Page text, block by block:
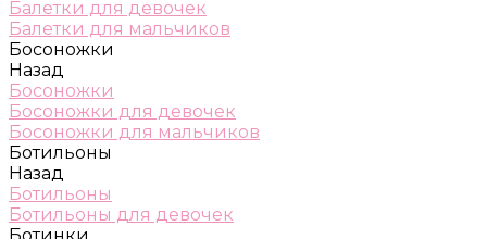
Балетки для девочек
Балетки для мальчиков
Босоножки
Назад
Босоножки
Босоножки для девочек
Босоножки для мальчиков
Ботильоны
Назад
Ботильоны
Ботильоны для девочек